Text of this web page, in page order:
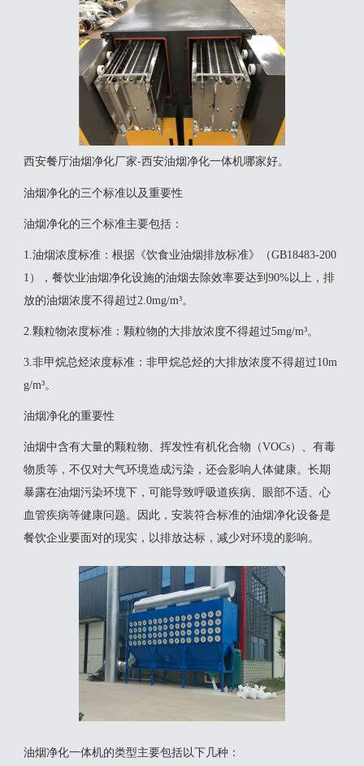
西安餐厅油烟净化厂家-西安油烟净化一体机哪家好。
油烟净化的三个标准以及重要性
‌油烟净化的三个标准‌主要包括：‌
‌1.油烟浓度标准‌：根据《饮食业油烟排放标准》（GB18483-200
1），餐饮业油烟净化设施的油烟去除效率要达到90%以上，排
放的油烟浓度不得超过2.0mg/m³。
2‌.颗粒物浓度标准‌：颗粒物的大排放浓度不得超过5mg/m³。
‌3.非甲烷总烃浓度标准‌：非甲烷总烃的大排放浓度不得超过10m
g/m³。
油烟净化的重要性
油烟中含有大量的颗粒物、挥发性有机化合物（VOCs）、有毒
物质等，不仅对大气环境造成污染，还会影响人体健康。长期
暴露在油烟污染环境下，可能导致呼吸道疾病、眼部不适、心
血管疾病等健康问题。因此，安装符合标准的油烟净化设备是
餐饮企业要面对的现实，以排放达标，减少对环境的影响。
油烟净化一体机的类型主要包括以下几种：